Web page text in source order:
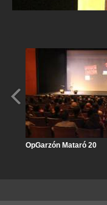
OpGarzón Mataró 20